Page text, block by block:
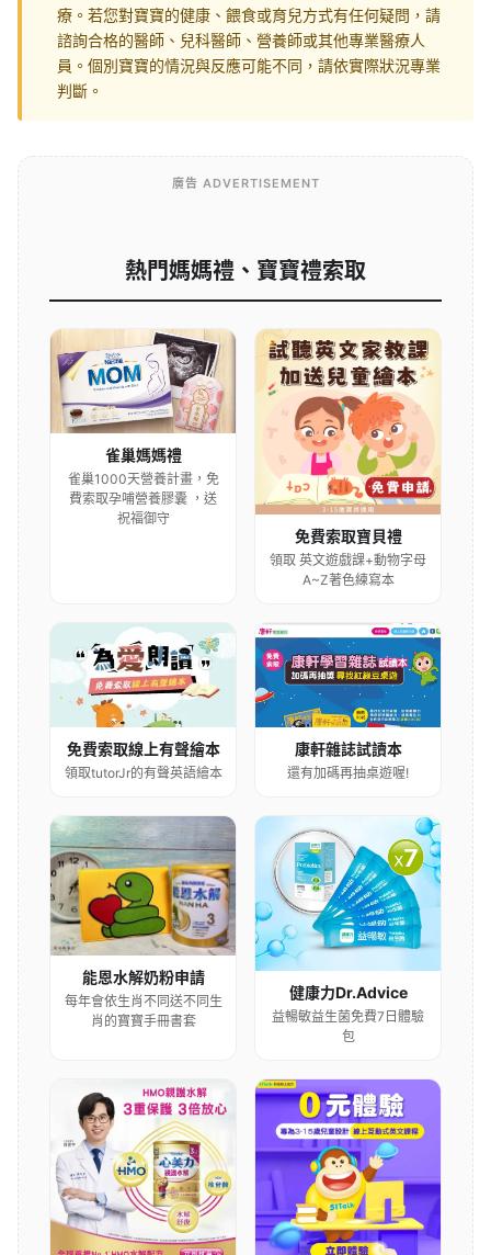
療。若您對寶寶的健康、餵食或育兒方式有任何疑問，請
諮詢合格的醫師、兒科醫師、營養師或其他專業醫療人
員。個別寶寶的情況與反應可能不同，請依實際狀況專業
判斷。
廣告 ADVERTISEMENT
熱門媽媽禮、寶寶禮索取
雀巢媽媽禮
雀巢1000天營養計畫，免
費索取孕哺營養膠囊 ，送
祝福御守
免費索取寶貝禮
領取 英文遊戲課+動物字母
A~Z著色練寫本
免費索取線上有聲繪本
領取tutorJr的有聲英語繪本
康軒雜誌試讀本
還有加碼再抽桌遊喔!
能恩水解奶粉申請
每年會依生肖不同送不同生
肖的寶寶手冊書套
健康力Dr.Advice
益暢敏益生菌免費7日體驗
包